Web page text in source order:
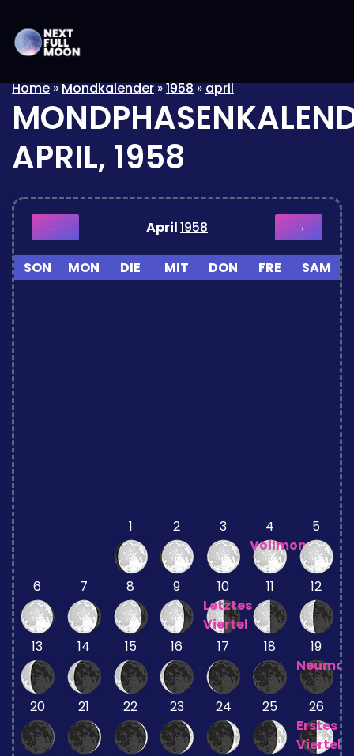
Home»Mondkalender»1958»april
APRIL, 1958
← April1958 →
SON MON DIE MIT DON FRE SAM
1 2 3
4
Vollmond
5
6 7 8 9
10
Letztes
Viertel
11 12
13 14 15 16 17 18
19
20 21 22 23 24 25
26
Erstes
Viertel